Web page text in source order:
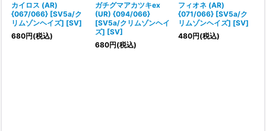
カイロス (AR)
{067/066} [SV5a/ク
リムゾンヘイズ] [SV]
680円(税込)
ガチグマアカツキex
(UR) {094/066}
[SV5a/クリムゾンヘイ
ズ] [SV]
680円(税込)
フィオネ (AR)
{071/066} [SV5a/ク
リムゾンヘイズ] [SV]
480円(税込)